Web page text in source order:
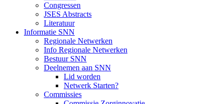
Congressen
JSES Abstracts
Literatuur
Informatie SNN
Regionale Netwerken
Info Regionale Netwerken
Bestuur SNN
Deelnemen aan SNN
Lid worden
Netwerk Starten?
Commissies